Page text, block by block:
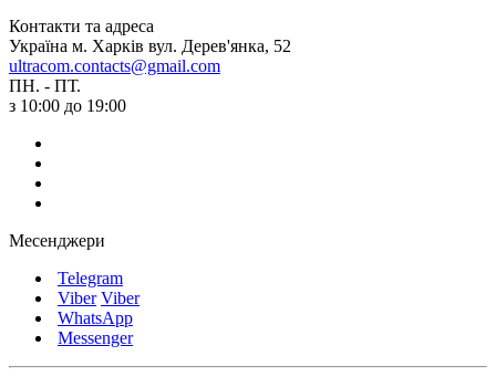
Контакти та адреса
Україна м. Харків вул. Дерев'янка, 52
ultracom.contacts@gmail.com
ПН. - ПТ.
з 10:00 до 19:00
Месенджери
Telegram
Viber Viber
WhatsApp
Messenger